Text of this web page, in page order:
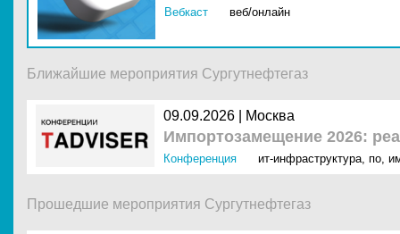
Вебкаст веб/онлайн
Ближайшие мероприятия Сургутнефтегаз
09.09.2026 | Москва
Импортозамещение 2026:
Конференция ит-инфраструктура, по,
Прошедшие мероприятия Сургутнефтегаз